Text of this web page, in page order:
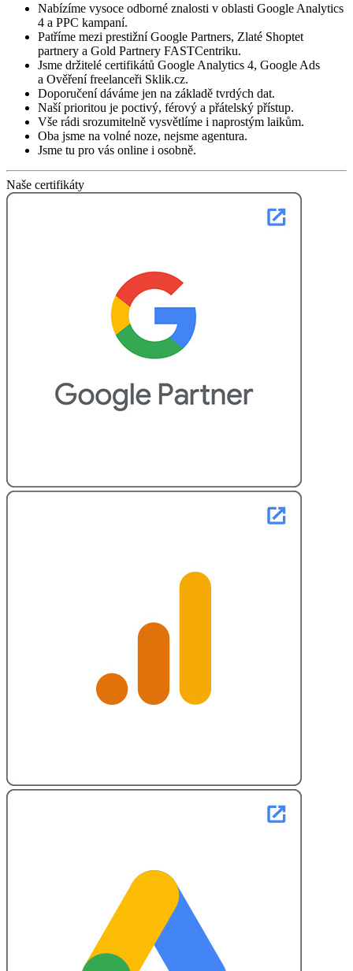
Nabízíme vysoce odborné znalosti v oblasti Google Analytics
4 a PPC kampaní.
Patříme mezi prestižní Google Partners, Zlaté Shoptet
partnery a Gold Partnery FASTCentriku.
Jsme držitelé certifikátů Google Analytics 4, Google Ads
a Ověření freelanceři Sklik.cz.
Doporučení dáváme jen na základě tvrdých dat.
Naší prioritou je poctivý, férový a přátelský přístup.
Vše rádi srozumitelně vysvětlíme i naprostým laikům.
Oba jsme na volné noze, nejsme agentura.
Jsme tu pro vás online i osobně.
Naše certifikáty